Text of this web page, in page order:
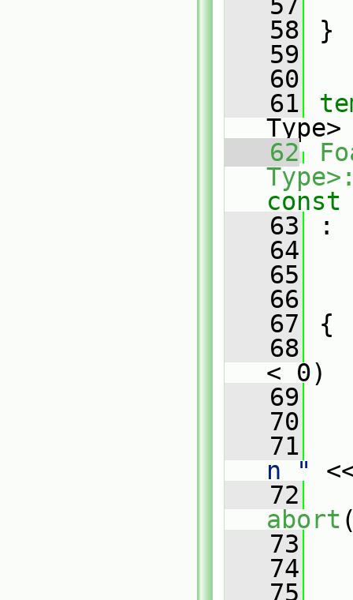
   58
}
   59
   60
   61
Type>
   62
const
   63
:
   64
   65
   66
   67
{
   68
< 0)
   69
   70
   71
n "
   72
abort
   73
   74
   75